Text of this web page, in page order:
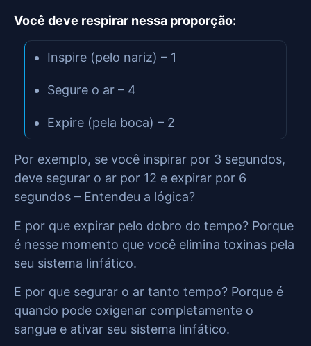
Você deve respirar nessa proporção:
Inspire (pelo nariz) – 1
Segure o ar – 4
Expire (pela boca) – 2
Por exemplo, se você inspirar por 3 segundos,
deve segurar o ar por 12 e expirar por 6
segundos – Entendeu a lógica?
E por que expirar pelo dobro do tempo? Porque
é nesse momento que você elimina toxinas pela
seu sistema linfático.
E por que segurar o ar tanto tempo? Porque é
quando pode oxigenar completamente o
sangue e ativar seu sistema linfático.